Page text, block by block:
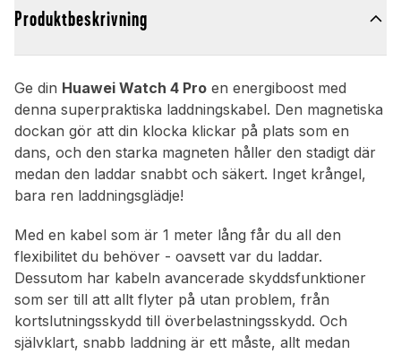
Produktbeskrivning
Ge din Huawei Watch 4 Pro en energiboost med
denna superpraktiska laddningskabel. Den magnetiska
dockan gör att din klocka klickar på plats som en
dans, och den starka magneten håller den stadigt där
medan den laddar snabbt och säkert. Inget krångel,
bara ren laddningsglädje!
Med en kabel som är 1 meter lång får du all den
flexibilitet du behöver - oavsett var du laddar.
Dessutom har kabeln avancerade skyddsfunktioner
som ser till att allt flyter på utan problem, från
kortslutningsskydd till överbelastningsskydd. Och
självklart, snabb laddning är ett måste, allt medan